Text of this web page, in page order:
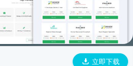
立即下载